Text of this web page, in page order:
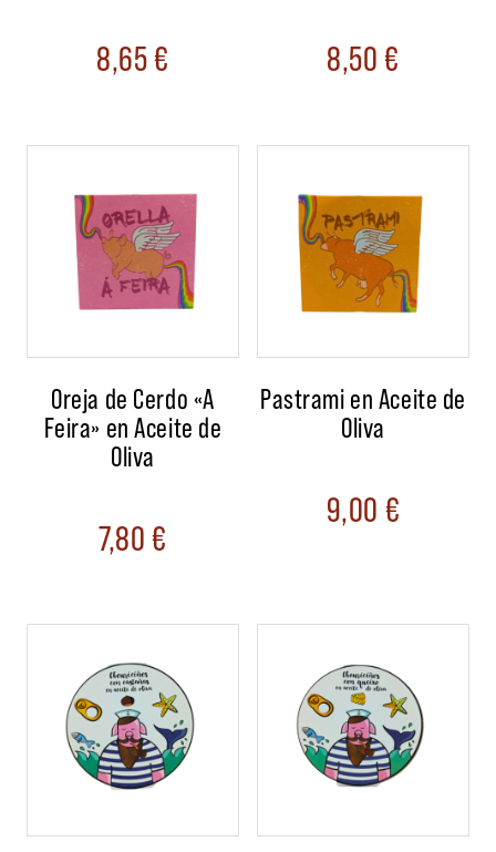
8,65€ 8,50€
Oreja de Cerdo «A
Feira» en Aceite de
Oliva
7,80€
Pastrami en Aceite de
Oliva
9,00 €